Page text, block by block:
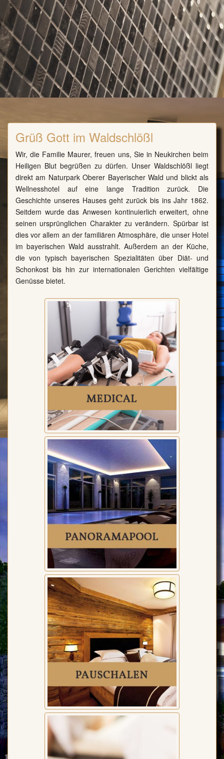
Grüß Gott im Waldschlößl
Wir, die Familie Maurer, freuen uns, Sie in Neukirchen beim
Heiligen Blut begrüßen zu dürfen. Unser Waldschlößl liegt
direkt am Naturpark Oberer Bayerischer Wald und blickt als
Wellnesshotel auf eine lange Tradition zurück. Die
Geschichte unseres Hauses geht zurück bis ins Jahr 1862.
Seitdem wurde das Anwesen kontinuierlich erweitert, ohne
seinen ursprünglichen Charakter zu verändern. Spürbar ist
dies vor allem an der familiären Atmosphäre, die unser Hotel
im bayerischen Wald ausstrahlt. Außerdem an der Küche,
die von typisch bayerischen Spezialitäten über Diät- und
Schonkost bis hin zur internationalen Gerichten vielfältige
Genüsse bietet.